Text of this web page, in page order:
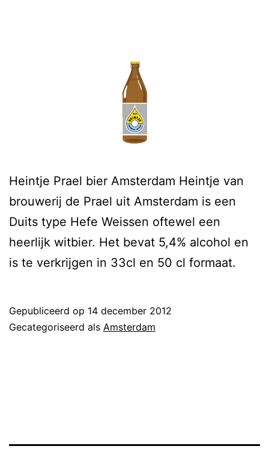
Heintje Prael bier Amsterdam Heintje van
brouwerij de Prael uit Amsterdam is een
Duits type Hefe Weissen oftewel een
heerlijk witbier. Het bevat 5,4% alcohol en
is te verkrijgen in 33cl en 50 cl formaat.
Gepubliceerd op 14 december 2012
Gecategoriseerd als Amsterdam